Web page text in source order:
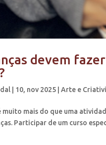
devem
10, nov 2025 |Arte e
mais do que uma
Participar de um curso